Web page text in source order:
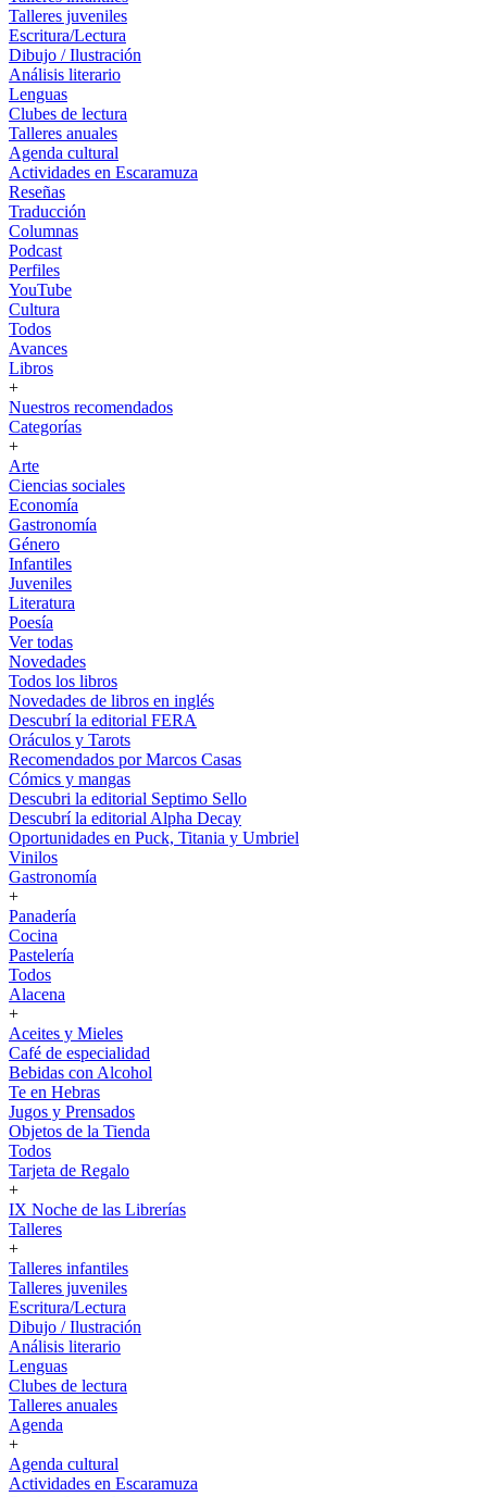
Talleres juveniles
Escritura/Lectura
Dibujo / Ilustración
Análisis literario
Lenguas
Clubes de lectura
Talleres anuales
Agenda cultural
Actividades en Escaramuza
Reseñas
Traducción
Columnas
Podcast
Perfiles
YouTube
Cultura
Todos
Avances
Libros
+
Nuestros recomendados
Categorías
+
Arte
Ciencias sociales
Economía
Gastronomía
Género
Infantiles
Juveniles
Literatura
Poesía
Ver todas
Novedades
Todos los libros
Novedades de libros en inglés
Descubrí la editorial FERA
Oráculos y Tarots
Recomendados por Marcos Casas
Cómics y mangas
Descubri la editorial Septimo Sello
Descubrí la editorial Alpha Decay
Oportunidades en Puck, Titania y Umbriel
Vinilos
Gastronomía
+
Panadería
Cocina
Pastelería
Todos
Alacena
+
Aceites y Mieles
Café de especialidad
Bebidas con Alcohol
Te en Hebras
Jugos y Prensados
Objetos de la Tienda
Todos
Tarjeta de Regalo
+
IX Noche de las Librerías
Talleres
+
Talleres infantiles
Talleres juveniles
Escritura/Lectura
Dibujo / Ilustración
Análisis literario
Lenguas
Clubes de lectura
Talleres anuales
Agenda
+
Agenda cultural
Actividades en Escaramuza